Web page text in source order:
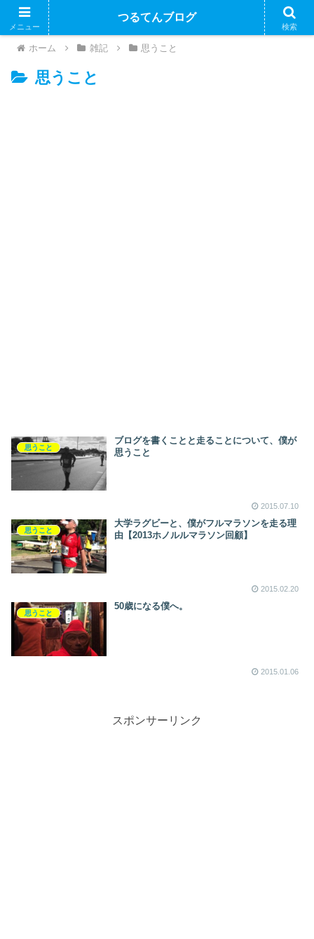
ホーム 雑記 思うこと
思うこと
思うこと
ブログを書くことと走ることについて、僕が
思うこと
2015.07.10
思うこと
大学ラグビーと、僕がフルマラソンを走る理
由【2013ホノルルマラソン回顧】
2015.02.20
思うこと
50歳になる僕へ。
2015.01.06
スポンサーリンク
メニュー
つるてんブログ
検索